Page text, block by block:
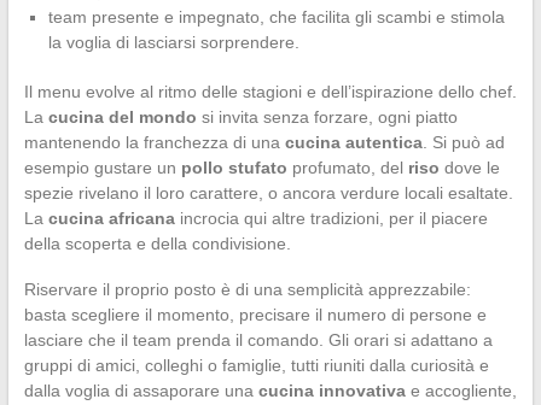
team presente e impegnato, che facilita gli scambi e stimola
la voglia di lasciarsi sorprendere.
Il menu evolve al ritmo delle stagioni e dell’ispirazione dello chef.
La cucina del mondo si invita senza forzare, ogni piatto
mantenendo la franchezza di una cucina autentica. Si può ad
esempio gustare un pollo stufato profumato, del riso dove le
spezie rivelano il loro carattere, o ancora verdure locali esaltate.
La cucina africanaincrocia qui altre tradizioni, per il piacere
della scoperta e della condivisione.
Riservare il proprio posto è di una semplicità apprezzabile:
basta scegliere il momento, precisare il numero di persone e
lasciare che il team prenda il comando. Gli orari si adattano a
gruppi di amici, colleghi o famiglie, tutti riuniti dalla curiosità e
dalla voglia di assaporare una cucina innovativae accogliente,